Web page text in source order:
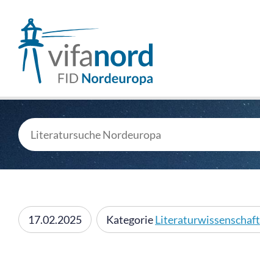
17.02.2025 KategorieLiteraturwissenschaft